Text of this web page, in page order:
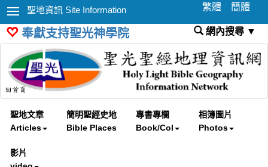
聖地資訊 Site Information 繁體 簡體
奉獻支持聖光神學院 網內搜尋 ▼
聖地文章
Articles
簡明聖經史地
Bible Places
專書專欄
Book/Col
相簿圖片
Photos
影片